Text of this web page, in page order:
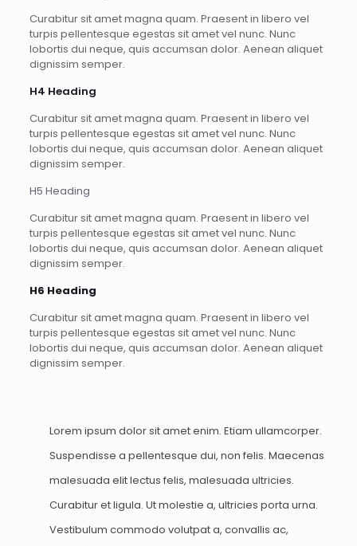
Curabitur sit amet magna quam. Praesent in libero vel
turpis pellentesque egestas sit amet vel nunc. Nunc
lobortis dui neque, quis accumsan dolor. Aenean aliquet
dignissim semper.
H4 Heading
Curabitur sit amet magna quam. Praesent in libero vel
turpis pellentesque egestas sit amet vel nunc. Nunc
lobortis dui neque, quis accumsan dolor. Aenean aliquet
dignissim semper.
H5 Heading
Curabitur sit amet magna quam. Praesent in libero vel
turpis pellentesque egestas sit amet vel nunc. Nunc
lobortis dui neque, quis accumsan dolor. Aenean aliquet
dignissim semper.
H6 Heading
Curabitur sit amet magna quam. Praesent in libero vel
turpis pellentesque egestas sit amet vel nunc. Nunc
lobortis dui neque, quis accumsan dolor. Aenean aliquet
dignissim semper.
Lorem ipsum dolor sit amet enim. Etiam ullamcorper.
Suspendisse a pellentesque dui, non felis. Maecenas
malesuada elit lectus felis, malesuada ultricies.
Curabitur et ligula. Ut molestie a, ultricies porta urna.
Vestibulum commodo volutpat a, convallis ac,